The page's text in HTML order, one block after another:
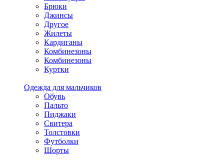
Брюки
Джинсы
Другое
Жилеты
Кардиганы
Комбинезоны
Комбинезоны
Куртки
Одежда для мальчиков
Обувь
Пальто
Пиджаки
Свитера
Толстовки
Футболки
Шорты